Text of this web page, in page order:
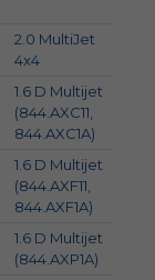
2.0 MultiJet
4x4
1.6 D Multijet
(844.AXC11,
844.AXC1A)
1.6 D Multijet
(844.AXF11,
844.AXF1A)
1.6 D Multijet
(844.AXP1A)